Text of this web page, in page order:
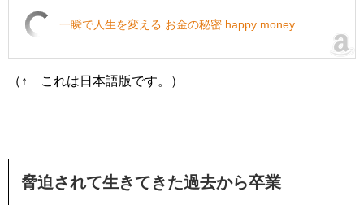
一瞬で人生を変える お金の秘密 happy money
（↑ これは日本語版です。）
脅迫されて生きてきた過去から卒業